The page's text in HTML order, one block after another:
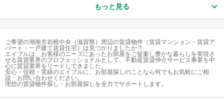
もっと見る
ご希望の湖南市岩根中央（滋賀県）周辺の賃貸物件（賃貸マンション・賃貸ア
パート・一戸建て賃貸住宅）は見つかりましたか？
エイブルは、お客様のニーズにあったお部屋をご提案し豊かな暮らしを実現さ
せる賃貸業界のプロフェッショナルとして、不動産賃貸仲介サービス事業を中
心に賃貸業界をリードしてきました。
安心・信頼・実績のエイブルに、お部屋探しのことなら何でもお気軽にご相
談・お問い合わせください。
理想の賃貸物件探し・お部屋探しを全力でサポートします。